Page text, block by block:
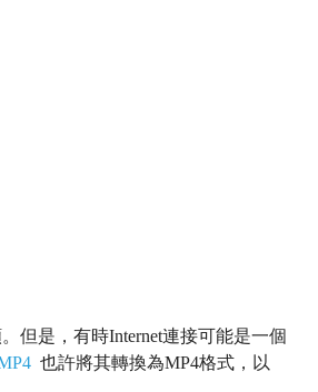
但是，有時Internet連接可能是一個
也許將其轉換為MP4格式，以